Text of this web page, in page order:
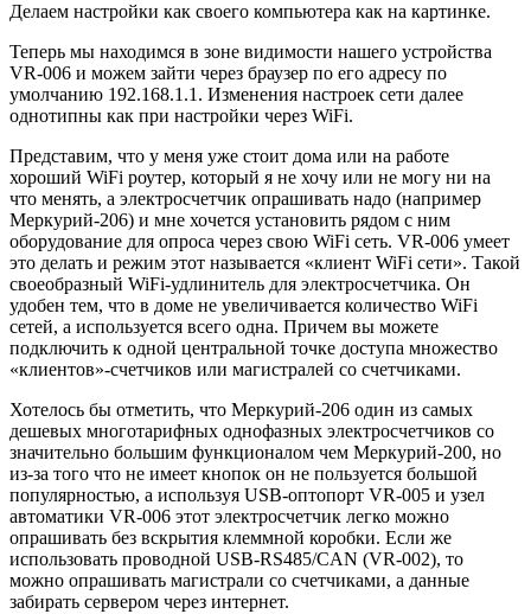
Делаем настройки как своего компьютера как на картинке.
Теперь мы находимся в зоне видимости нашего устройства
VR-006 и можем зайти через браузер по его адресу по
умолчанию 192.168.1.1. Изменения настроек сети далее
однотипны как при настройки через WiFi.
Представим, что у меня уже стоит дома или на работе
хороший WiFi роутер, который я не хочу или не могу ни на
что менять, а электросчетчик опрашивать надо (например
Меркурий-206) и мне хочется установить рядом с ним
оборудование для опроса через свою WiFi сеть. VR-006 умеет
это делать и режим этот называется «клиент WiFi сети». Такой
своеобразный WiFi-удлинитель для электросчетчика. Он
удобен тем, что в доме не увеличивается количество WiFi
сетей, а используется всего одна. Причем вы можете
подключить к одной центральной точке доступа множество
«клиентов»-счетчиков или магистралей со счетчиками.
Хотелось бы отметить, что Меркурий-206 один из самых
дешевых многотарифных однофазных электросчетчиков со
значительно большим функционалом чем Меркурий-200, но
из-за того что не имеет кнопок он не пользуется большой
популярностью, а используя USB-оптопорт VR-005 и узел
автоматики VR-006 этот электросчетчик легко можно
опрашивать без вскрытия клеммной коробки. Если же
использовать проводной USB-RS485/CAN (VR-002), то
можно опрашивать магистрали со счетчиками, а данные
забирать сервером через интернет.